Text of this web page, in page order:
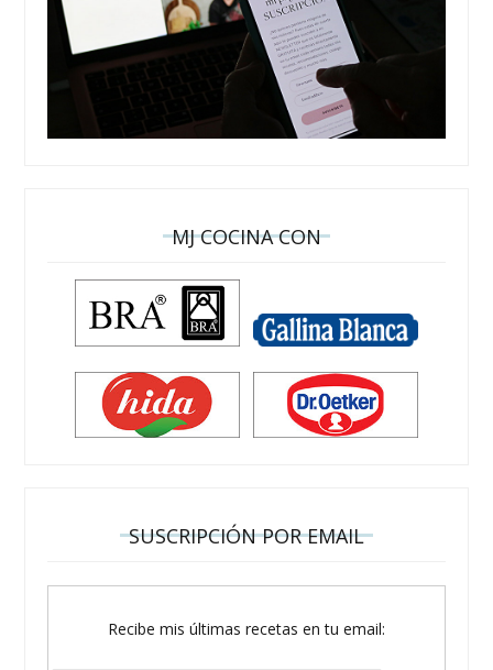
MJ COCINA CON
SUSCRIPCIÓN POR EMAIL
Recibe mis últimas recetas en tu email: